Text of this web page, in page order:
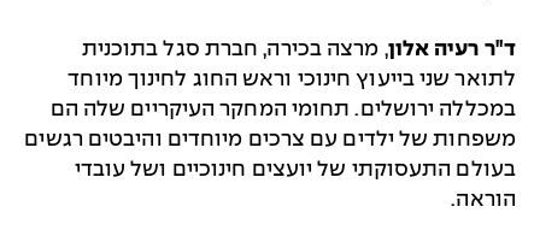
ד"ר רעיה אלון, מרצה בכירה, חברת סגל בתוכנית
לתואר שני בייעוץ חינוכי וראש החוג לחינוך מיוחד
במכללה ירושלים. תחומי המחקר העיקריים שלה הם
משפחות של ילדים עם צרכים מיוחדים והיבטים רגשים
בעולם התעסוקתי של יועצים חינוכיים ושל עובדי
הוראה.